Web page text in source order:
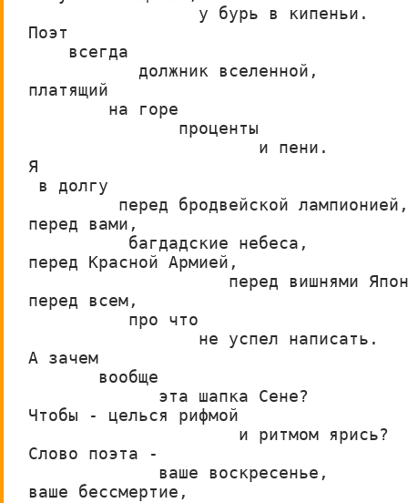
                 у бурь в кипеньи.
Поэт
    всегда
           должник вселенной,
платящий
        на горе
               проценты
                       и пени.
Я
в долгу
         перед бродвейской лампионией,
перед вами,
          багдадские небеса,
перед Красной Армией,
перед вишнями
перед всем,
          про что
                 не успел написать.
А зачем
       вообще
             эта шапка Сене?
Чтобы - целься рифмой
                     и ритмом ярись?
Слово поэта -
             ваше воскресенье,
ваше бессмертие,